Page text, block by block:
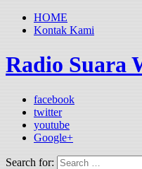
HOME
Kontak Kami
Radio Suara
facebook
twitter
youtube
Google+
Search for: